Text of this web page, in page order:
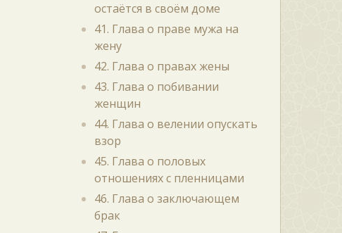
остаётся в своём доме
41. Глава о праве мужа на
жену
42. Глава о правах жены
43. Глава о побивании
женщин
44. Глава о велении опускать
взор
45. Глава о половых
отношениях с пленницами
46. Глава о заключающем
брак